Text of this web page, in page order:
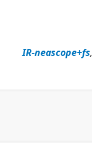
IR-neascope+fs